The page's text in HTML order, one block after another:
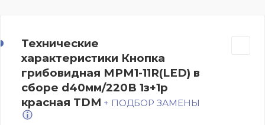
Технические
характеристики Кнопка
грибовидная МРМ1-11R(LED) в
сборе d40мм/220B 1з+1р
красная TDM + ПОДБОР ЗАМЕНЫ